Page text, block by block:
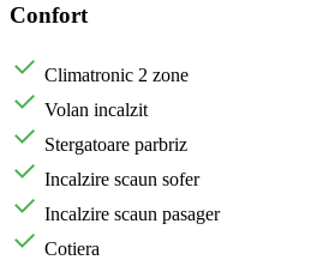
Confort
Climatronic 2 zone
Volan incalzit
Stergatoare parbriz
Incalzire scaun sofer
Incalzire scaun pasager
Cotiera